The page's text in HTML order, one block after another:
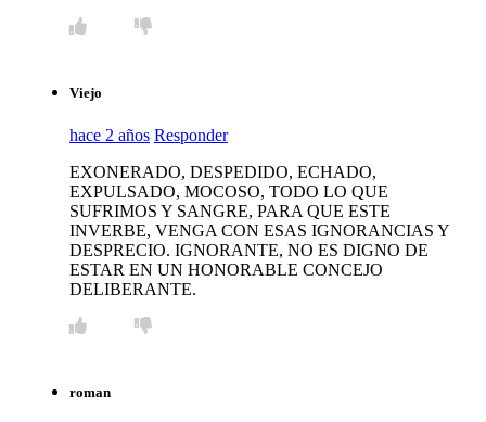
Viejo
hace 2 años Responder
EXONERADO, DESPEDIDO, ECHADO,
EXPULSADO, MOCOSO, TODO LO QUE
SUFRIMOS Y SANGRE, PARA QUE ESTE
INVERBE, VENGA CON ESAS IGNORANCIAS Y
DESPRECIO. IGNORANTE, NO ES DIGNO DE
ESTAR EN UN HONORABLE CONCEJO
DELIBERANTE.
roman